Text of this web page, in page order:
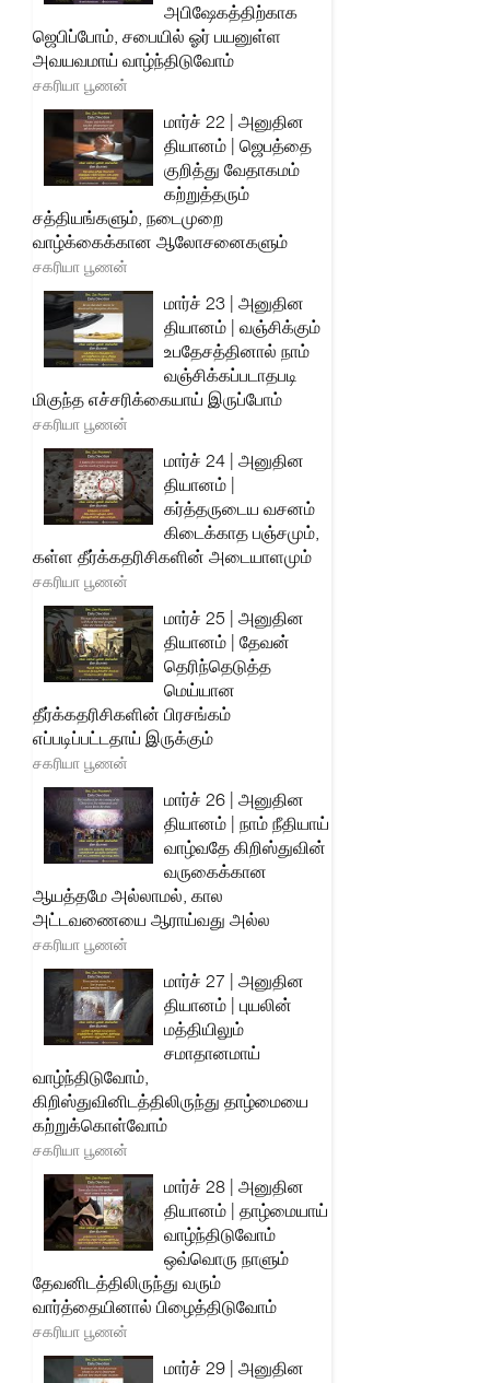
அபிஷேகத்திற்காக
ஜெபிப்போம், சபையில் ஓர் பயனுள்ள
அவயவமாய் வாழ்ந்திடுவோம்
சகரியா பூணன்
மார்ச் 22 | அனுதின
தியானம் | ஜெபத்தை
குறித்து வேதாகமம்
கற்றுத்தரும்
சத்தியங்களும், நடைமுறை
வாழ்க்கைக்கான ஆலோசனைகளும்
சகரியா பூணன்
மார்ச் 23 | அனுதின
தியானம் | வஞ்சிக்கும்
உபதேசத்தினால் நாம்
வஞ்சிக்கப்படாதபடி
மிகுந்த எச்சரிக்கையாய் இருப்போம்
சகரியா பூணன்
மார்ச் 24 | அனுதின
தியானம் |
கர்த்தருடைய வசனம்
கிடைக்காத பஞ்சமும்,
கள்ள தீர்க்கதரிசிகளின் அடையாளமும்
சகரியா பூணன்
மார்ச் 25 | அனுதின
தியானம் | தேவன்
தெரிந்தெடுத்த
மெய்யான
தீர்க்கதரிசிகளின் பிரசங்கம்
எப்படிப்பட்டதாய் இருக்கும்
சகரியா பூணன்
மார்ச் 26 | அனுதின
தியானம் | நாம் நீதியாய்
வாழ்வதே கிறிஸ்துவின்
வருகைக்கான
ஆயத்தமே அல்லாமல், கால
அட்டவணையை ஆராய்வது அல்ல
சகரியா பூணன்
மார்ச் 27 | அனுதின
தியானம் | புயலின்
மத்தியிலும்
சமாதானமாய்
வாழ்ந்திடுவோம்,
கிறிஸ்துவினிடத்திலிருந்து தாழ்மையை
கற்றுக்கொள்வோம்
சகரியா பூணன்
மார்ச் 28 | அனுதின
தியானம் | தாழ்மையாய்
வாழ்ந்திடுவோம்
ஒவ்வொரு நாளும்
தேவனிடத்திலிருந்து வரும்
வார்த்தையினால் பிழைத்திடுவோம்
சகரியா பூணன்
மார்ச் 29 | அனுதின